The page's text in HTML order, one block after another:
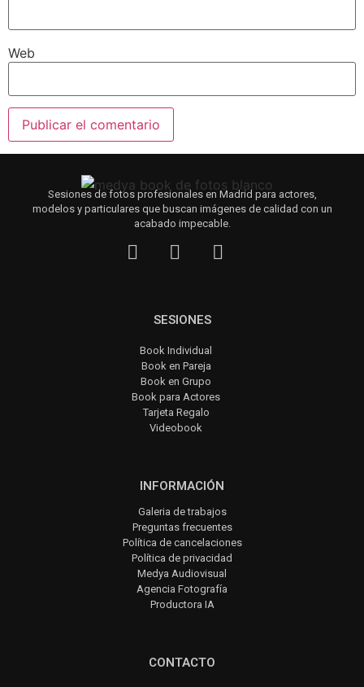
Web
Sesiones de fotos profesionales en Madrid para actores,
modelos y particulares que buscan imágenes de calidad con un
acabado impecable.
SESIONES
Book Individual
Book en Pareja
Book en Grupo
Book para Actores
Tarjeta Regalo
Videobook
INFORMACIÓN
Galeria de trabajos
Preguntas frecuentes
Política de cancelaciones
Política de privacidad
Medya Audiovisual
Agencia Fotografía
Productora IA
CONTACTO